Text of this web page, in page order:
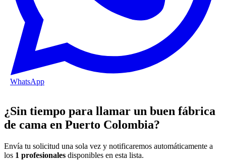
WhatsApp
¿Sin tiempo para llamar un buen fábrica
de cama en Puerto Colombia?
Envía tu solicitud una sola vez y notificaremos automáticamente a
los 1 profesionales disponibles en esta lista.